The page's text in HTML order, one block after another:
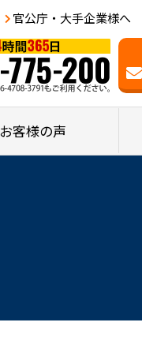
官公庁・大手企業様へ
お客様の声